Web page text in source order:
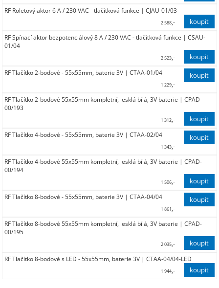
2 494,00
RF Roletový aktor 6 A / 230 VAC - tlačítková funkce | CJAU-01/03
2 588,-
2 139,00
RF Spínací aktor bezpotenciálový 8 A / 230 VAC - tlačítková funkce | CSAU-
01/04
2 523,-
2 085,00
RF Tlačítko 2-bodové - 55x55mm, baterie 3V | CTAA-01/04
1 229,-
1 016,00
RF Tlačítko 2-bodové 55x55mm kompletní, lesklá bílá, 3V baterie | CPAD-
00/193
1 312,-
1 084,00
RF Tlačítko 4-bodové - 55x55mm, baterie 3V | CTAA-02/04
1 343,-
1 110,00
RF Tlačítko 4-bodové 55x55mm kompletní, lesklá bílá, 3V baterie | CPAD-
00/194
1 506,-
1 245,00
RF Tlačítko 8-bodové - 55x55mm, baterie 3V | CTAA-04/04
1 861,-
1 538,00
RF Tlačítko 8-bodové 55x55mm kompletní, lesklá bílá, 3V baterie | CPAD-
00/195
2 035,-
1 682,00
RF Tlačítko 8-bodové s LED - 55x55mm, baterie 3V | CTAA-04/04-LED
1 944,-